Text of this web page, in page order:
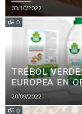
03/10/2022
0
TRÉBOL
EUROPEA EN
PRINCIPALES
PARA
20/09/2022
0